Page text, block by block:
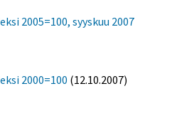
2005=100, syyskuu 2007
2000=100 (12.10.2007)